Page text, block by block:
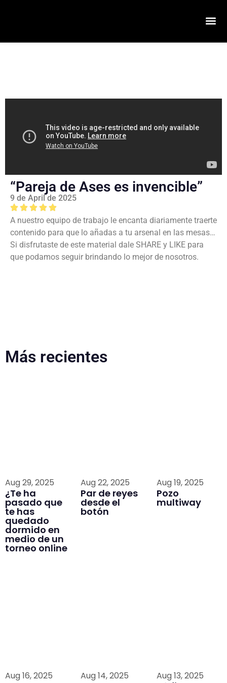
“Pareja de Ases es invencible”
9 de April de 2025
A nuestro equipo de trabajo le encanta diariamente traerte
contenido para que lo añadas a tu arsenal en las mesas…
Si disfrutaste de este material dale SHARE y LIKE para
que podamos seguir brindando lo mejor de nosotros.
Más recientes
Aug 29, 2025
¿Te ha
pasado que
te has
quedado
dormido en
medio de un
torneo online
Aug 22, 2025
Par de reyes
desde el
botón
Aug 19, 2025
Pozo
multiway
Aug 16, 2025 Aug 14, 2025 Aug 13, 2025